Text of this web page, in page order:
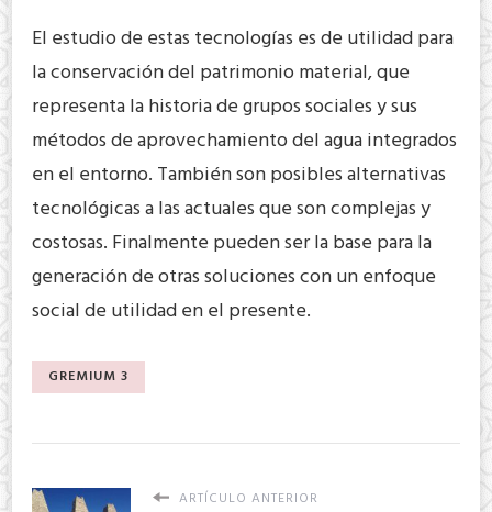
El estudio de estas tecnologías es de utilidad para
la conservación del patrimonio material, que
representa la historia de grupos sociales y sus
métodos de aprovechamiento del agua integrados
en el entorno. También son posibles alternativas
tecnológicas a las actuales que son complejas y
costosas. Finalmente pueden ser la base para la
generación de otras soluciones con un enfoque
social de utilidad en el presente.
GREMIUM 3
ARTÍCULO ANTERIOR